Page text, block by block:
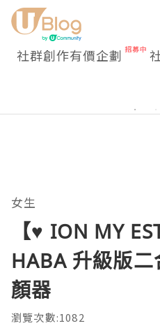
社群創作有價企劃
女生
【♥ ION MY
HABA 升級版
顏器
瀏覽次數:1082